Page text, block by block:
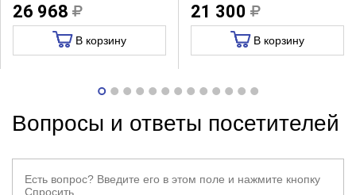
26 968
В корзину
21 300
В корзину
Вопросы и ответы посетителей